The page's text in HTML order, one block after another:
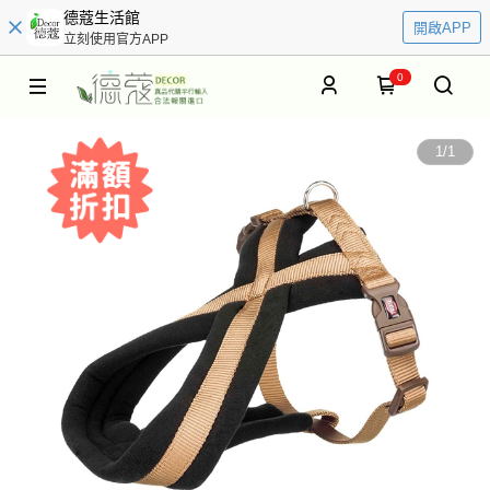
德蔻生活館
立刻使用官方APP
開啟APP
0
1/1